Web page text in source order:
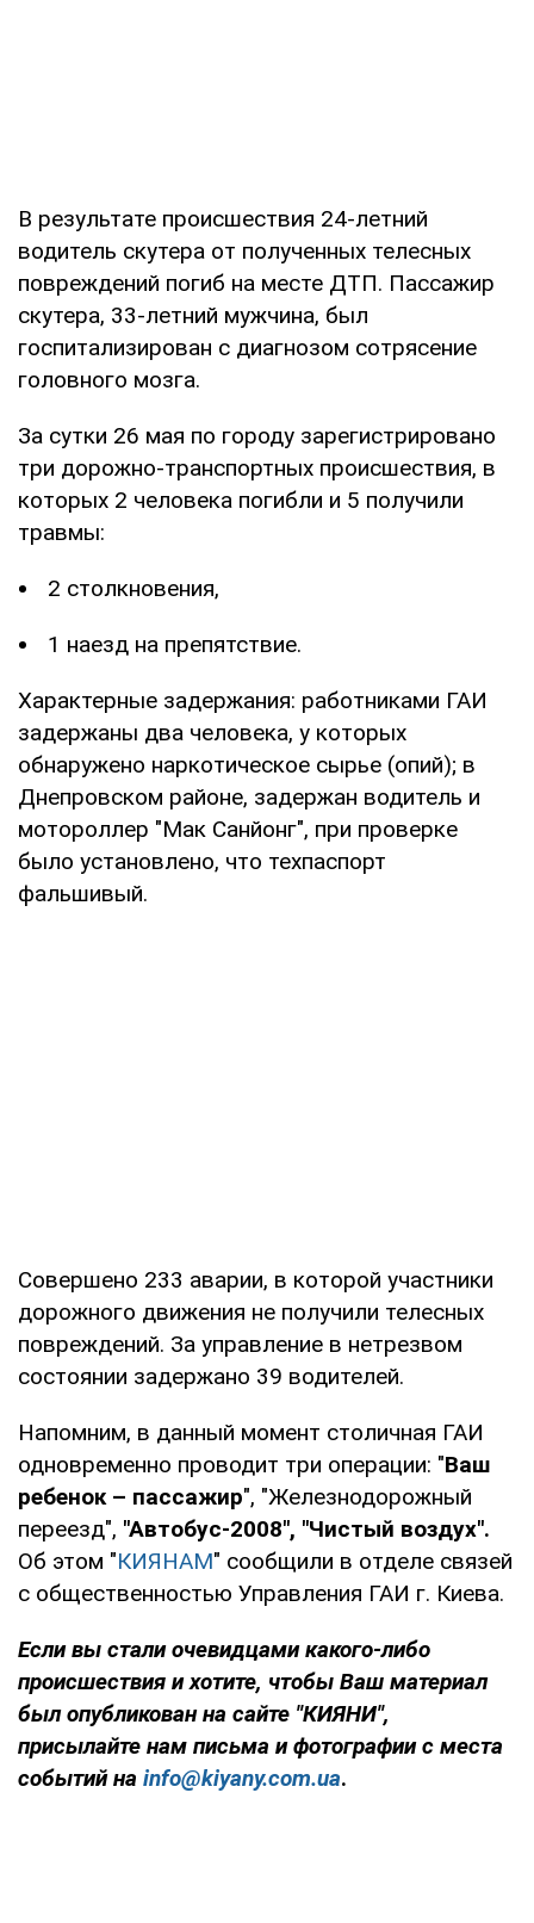
В результате происшествия 24-летний
водитель скутера от полученных телесных
повреждений погиб на месте ДТП. Пассажир
скутера, 33-летний мужчина, был
госпитализирован с диагнозом сотрясение
головного мозга.
За сутки 26 мая по городу зарегистрировано
три дорожно-транспортных происшествия, в
которых 2 человека погибли и 5 получили
травмы:
2 столкновения,
1 наезд на препятствие.
Характерные задержания: работниками ГАИ
задержаны два человека, у которых
обнаружено наркотическое сырье (опий); в
Днепровском районе, задержан водитель и
мотороллер "Мак Санйонг", при проверке
было установлено, что техпаспорт
фальшивый.
Совершено 233 аварии, в которой участники
дорожного движения не получили телесных
повреждений. За управление в нетрезвом
состоянии задержано 39 водителей.
Напомним, в данный момент столичная ГАИ
одновременно проводит три операции: "Ваш
ребенок – пассажир", "Железнодорожный
переезд", "Автобус-2008", "Чистый воздух".
Об этом "КИЯНАМ" сообщили в отделе связей
с общественностью Управления ГАИ г. Киева.
Если вы стали очевидцами какого-либо
происшествия и хотите, чтобы Ваш материал
был опубликован на сайте "КИЯНИ",
присылайте нам письма и фотографии с места
событий на info@kiyany.com.ua.